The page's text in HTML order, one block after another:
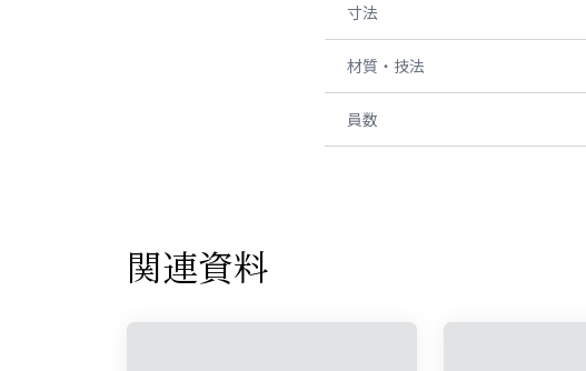
寸法
材質・技法
員数
関連資料